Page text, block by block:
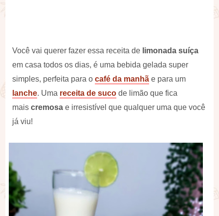
Você vai querer fazer essa receita de limonada suíça
em casa todos os dias, é uma bebida gelada super
simples, perfeita para ocafé da manhã e para um
lanche. Uma receita de suco de limão que fica
maiscremosa e irresistível que qualquer uma que você
já viu!